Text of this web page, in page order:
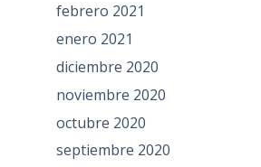
febrero 2021
enero 2021
diciembre 2020
noviembre 2020
octubre 2020
septiembre 2020